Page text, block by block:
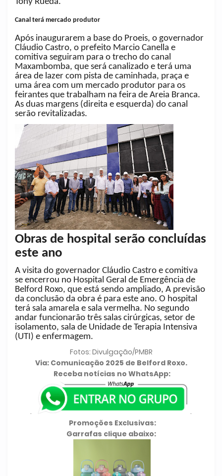
Canal terá mercado produtor
Após inaugurarem a base do Proeis, o governador
Cláudio Castro, o prefeito Marcio Canella e
comitiva seguiram para o trecho do canal
Maxambomba, que será canalizado e terá uma
área de lazer com pista de caminhada, praça e
uma área com um mercado produtor para os
feirantes que trabalham na feira de Areia Branca.
As duas margens (direita e esquerda) do canal
serão revitalizadas.
Obras de hospital serão concluídas
este ano
A visita do governador Cláudio Castro e comitiva
se encerrou no Hospital Geral de Emergência de
Belford Roxo, que está sendo ampliado, A previsão
da conclusão da obra é para este ano. O hospital
terá sala amarela e sala vermelha. No segundo
andar funcionarão três salas cirúrgicas, setor de
isolamento, sala de Unidade de Terapia Intensiva
(UTI) e enfermagem.
Fotos: Divulgação/PMBR
Via: Comunicação 2025 de Belford Roxo.
Receba notícias no WhatsApp:
.
.
Promoções Exclusivas:
Garrafas clique abaixo: